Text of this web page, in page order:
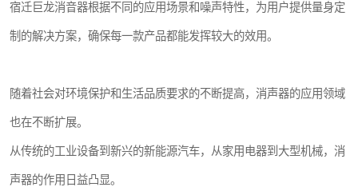
宿迁巨龙消音器根据不同的应用场景和噪声特性，为用户提供量身定
制的解决方案，确保每一款产品都能发挥较大的效用。
随着社会对环境保护和生活品质要求的不断提高，消声器的应用领域
也在不断扩展。
从传统的工业设备到新兴的新能源汽车，从家用电器到大型机械，消
声器的作用日益凸显。